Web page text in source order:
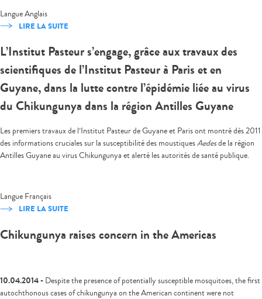
LangueAnglais
LIRE LA SUITE
L’Institut Pasteur s’engage, grâce aux travaux des
scientifiques de l’Institut Pasteur à Paris et en
Guyane, dans la lutte contre l’épidémie liée au virus
du Chikungunya dans la région Antilles Guyane
Les premiers travaux de l’Institut Pasteur de Guyane et Paris ont montré dès 2011
des informations cruciales sur la susceptibilité des moustiquesAedesde la région
Antilles Guyane au virus Chikungunya et alerté les autorités de santé publique.
Langue Français
LIRE LA SUITE
Chikungunya raises concern in the Americas
10.04.2014 - Despite the presence of potentially susceptible mosquitoes, the first
autochthonous cases of chikungunya on the American continent were not